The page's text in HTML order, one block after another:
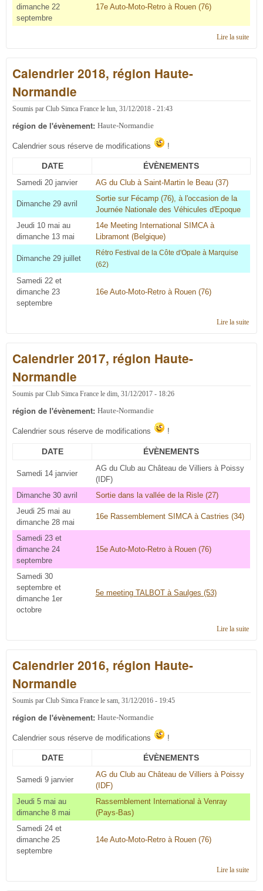
dimanche 22
septembre
17e Auto-Moto-Retro à Rouen (76)
Lire la suitede
Calendrier 2018, région Haute-
Normandie
Soumis par Club Simca France le lun, 31/12/2018 - 21:43
région de l'évènement: Haute-Normandie
Calendrier sous réserve de modifications !
DATE ÉVÈNEMENTS
Samedi 20 janvier AG du Club à Saint-Martin le Beau (37)
Dimanche 29 avril
Sortie sur Fécamp (76), à l'occasion de la
Journée Nationale des Véhicules d'Epoque
Jeudi 10 mai au
dimanche 13 mai
14e Meeting International SIMCA à
Libramont (Belgique)
Dimanche 29 juillet
Rétro Festival de la Côte d'Opale à Marquise
(62)
Samedi 22 et
dimanche 23
septembre
16e Auto-Moto-Retro à Rouen (76)
Lire la suitede
Calendrier 2017, région Haute-
Normandie
Soumis par Club Simca France le dim, 31/12/2017 - 18:26
région de l'évènement: Haute-Normandie
Calendrier sous réserve de modifications !
DATE ÉVÈNEMENTS
Samedi 14 janvier
AG du Club au Château de Villiers à Poissy
(IDF)
Dimanche 30 avril
Sortie dans la vallée de la Risle (27)
Jeudi 25 mai au
dimanche 28 mai
16e Rassemblement SIMCA à Castries (34)
Samedi 23 et
dimanche 24
septembre
15e Auto-Moto-Retro à Rouen (76)
Samedi 30
septembre et
dimanche 1er
octobre
5e meeting TALBOT à Saulges (53)
Lire la suitede
Calendrier 2016, région Haute-
Normandie
Soumis par Club Simca France le sam, 31/12/2016 - 19:45
région de l'évènement: Haute-Normandie
Calendrier sous réserve de modifications !
DATE ÉVÈNEMENTS
Samedi 9 janvier
AG du Club au Château de Villiers à Poissy
(IDF)
Jeudi 5 mai au
dimanche 8 mai
Rassemblement International à Venray
(Pays-Bas)
Samedi 24 et
dimanche 25
septembre
14e Auto-Moto-Retro à Rouen (76)
Lire la suitede